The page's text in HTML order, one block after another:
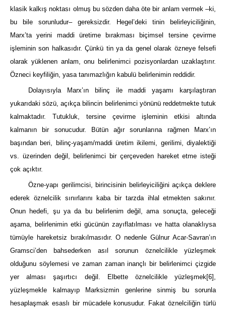
klasik kalkış noktası olmuş bu sözden daha öte bir anlam vermek –ki,
bu bile sorunludur– gereksizdir. Hegel’deki tinin belirleyiciliğinin,
Marx’ta yerini maddi üretime bırakması biçimsel tersine çevirme
işleminin son halkasıdır. Çünkü tin ya da genel olarak özneye felsefi
olarak yüklenen anlam, onu belirlenimci pozisyonlardan uzaklaştırır.
Özneci keyfiliğin, yasa tanımazlığın kabulü belirlenimin reddidir.
Dolayısıyla Marx’ın bilinç ile maddi yaşamı karşılaştıran
yukarıdaki sözü, açıkça bilincin belirlenimci yönünü reddetmekte tutuk
kalmaktadır. Tutukluk, tersine çevirme işleminin etkisi altında
kalmanın bir sonucudur. Bütün ağır sorunlarına rağmen Marx’ın
başından beri, bilinç-yaşam/maddi üretim ikilemi, gerilimi, diyalektiği
vs. üzerinden değil, belirlenimci bir çerçeveden hareket etme isteği
çok açıktır.
Özne-yapı gerilimcisi, birincisinin belirleyiciliğini açıkça deklere
ederek öznelcilik sınırlarını kaba bir tarzda ihlal etmekten sakınır.
Onun hedefi, şu ya da bu belirlenim değil, ama sonuçta, geleceği
aşama, belirlenimin etki gücünün zayıflatılması ve hatta olanaklıysa
tümüyle hareketsiz bırakılmasıdır. O nedenle Gülnur Acar-Savran’ın
Gramsci’den bahsederken asıl sorunun öznelcilikle yüzleşmek
olduğunu söylemesi ve zaman zaman inançlı bir belirlenimci çizgide
yer alması şaşırtıcı değil. Elbette öznelcilikle yüzleşmek[6] ,
yüzleşmekle kalmayıp Marksizmin genlerine sinmiş bu sorunla
hesaplaşmak esaslı bir mücadele konusudur. Fakat öznelciliğin türlü